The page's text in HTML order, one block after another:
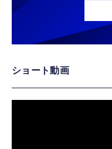
ショート動画